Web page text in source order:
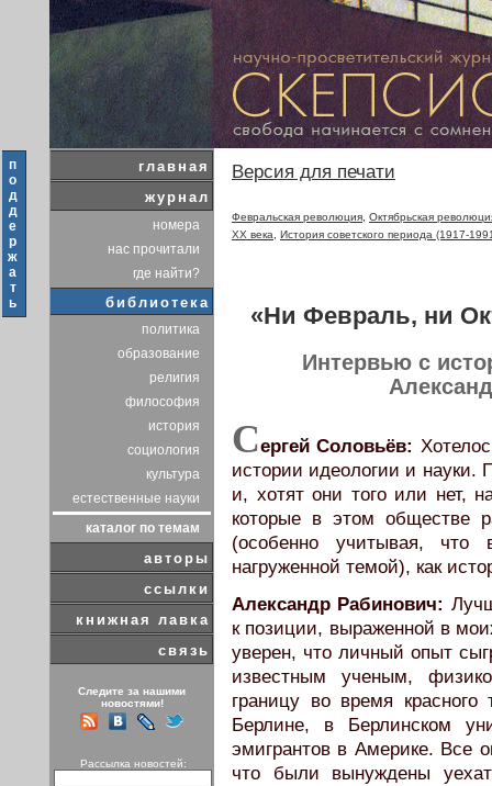
п
о
д
д
е
р
ж
а
т
ь
главная
журнал
номера
нас прочитали
где найти?
библиотека
политика
образование
религия
философия
история
социология
культура
естественные науки
каталог по темам
авторы
ссылки
книжная лавка
связь
Следите за нашими
новостями!
Рассылка новостей:
Версия для печати
Февральская революция Октябрьская
XX века
История советского периода (1917-
«Ни Февраль, ни
Интервью с
Сергей Соловьёв:
истории идеологии и науки.
и, хотят они того или нет,
которые в этом обществе
(особенно учитывая, что
нагруженной темой), как
Александр Рабинович:
к позиции, выраженной в
уверен, что личный опыт
известным ученым,
границу во время
Берлине, в Берлинском
эмигрантов в Америке. Все
что были вынуждены